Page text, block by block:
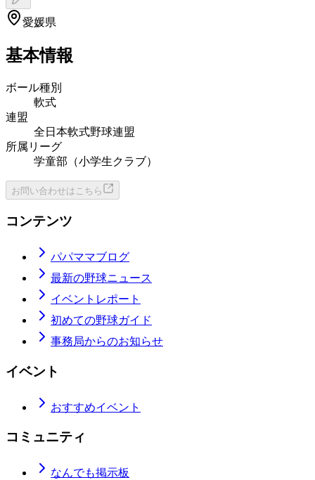
愛媛県
基本情報
ボール種別
軟式
連盟
全日本軟式野球連盟
所属リーグ
学童部（小学生クラブ）
お問い合わせはこちら
コンテンツ
パパママブログ
最新の野球ニュース
イベントレポート
初めての野球ガイド
事務局からのお知らせ
イベント
おすすめイベント
コミュニティ
なんでも掲示板